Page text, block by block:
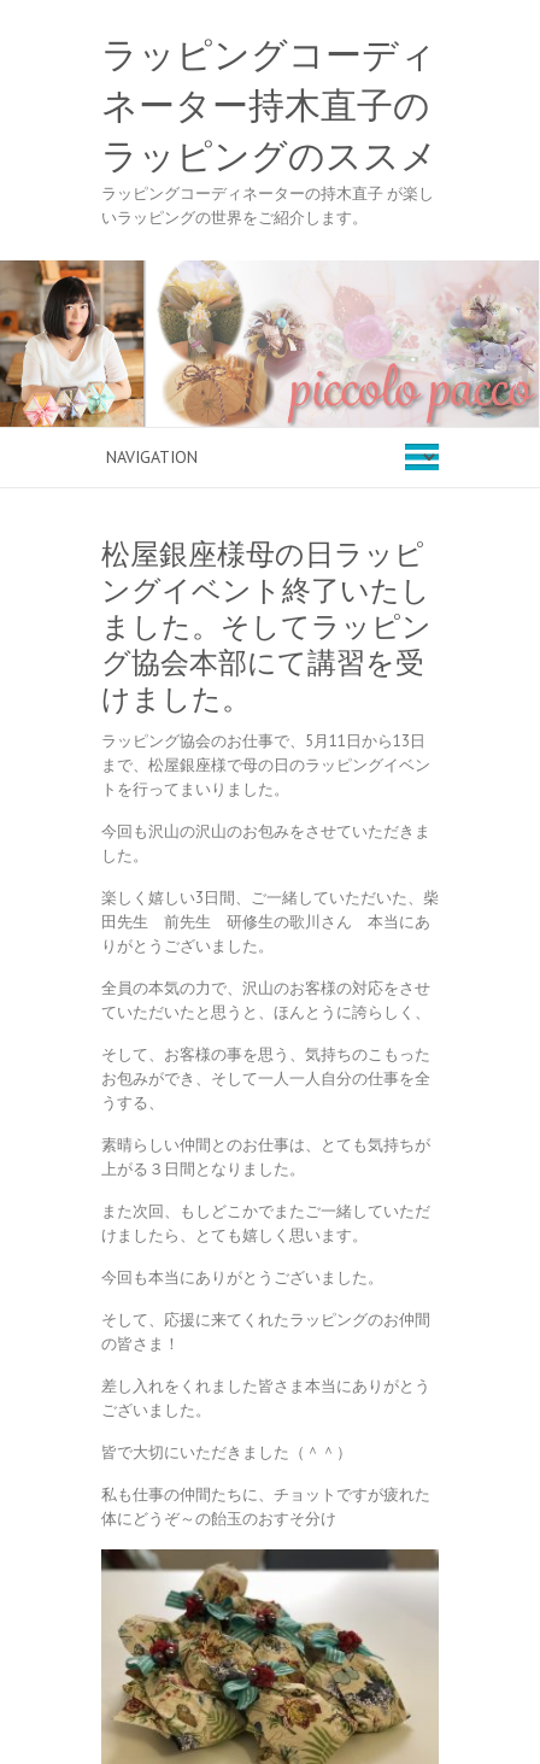
ラッピングコーディ
ネーター持木直子の
ラッピングのススメ
ラッピングコーディネーターの持木直子 が楽し
いラッピングの世界をご紹介します。
松屋銀座様母の日ラッピ
ングイベント終了いたし
ました。そしてラッピン
グ協会本部にて講習を受
けました。
ラッピング協会のお仕事で、5月11日から13日
まで、松屋銀座様で母の日のラッピングイベン
トを行ってまいりました。
今回も沢山の沢山のお包みをさせていただきま
した。
楽しく嬉しい3日間、ご一緒していただいた、柴
田先生 前先生 研修生の歌川さん 本当にあ
りがとうございました。
全員の本気の力で、沢山のお客様の対応をさせ
ていただいたと思うと、ほんとうに誇らしく、
そして、お客様の事を思う、気持ちのこもった
お包みができ、そして一人一人自分の仕事を全
うする、
素晴らしい仲間とのお仕事は、とても気持ちが
上がる３日間となりました。
また次回、もしどこかでまたご一緒していただ
けましたら、とても嬉しく思います。
今回も本当にありがとうございました。
そして、応援に来てくれたラッピングのお仲間
の皆さま！
差し入れをくれました皆さま本当にありがとう
ございました。
皆で大切にいただきました（＾＾）
私も仕事の仲間たちに、チョットですが疲れた
体にどうぞ～の飴玉のおすそ分け